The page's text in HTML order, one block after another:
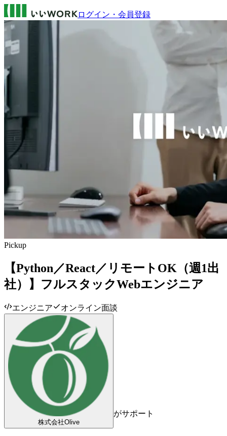
ログイン・会員登録
Pickup
【Python／React／リモートOK（週1出
社）】フルスタックWebエンジニア
エンジニア オンライン面談
株式会社Olive
がサポート